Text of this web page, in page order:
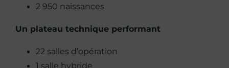
2 950 naissances
Un plateau technique performant
22 salles d’opération
1 salle hybride